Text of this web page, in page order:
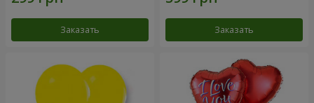
Заказать Заказать